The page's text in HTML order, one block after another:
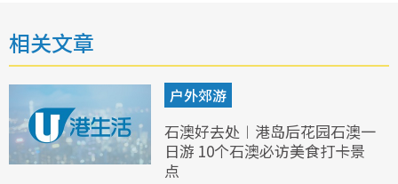
相关文章
户外郊游
石澳好去处︱港岛后花园石澳一
日游 10个石澳必访美食打卡景
点